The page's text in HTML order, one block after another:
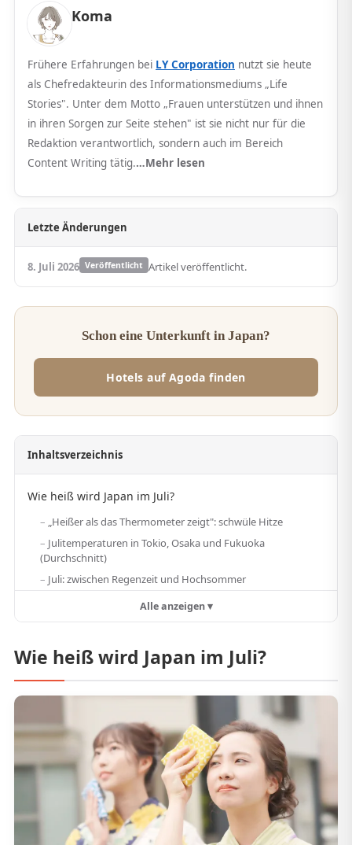
Koma
Frühere Erfahrungen bei LY Corporation nutzt sie heute
als Chefredakteurin des Informationsmediums „Life
Stories". Unter dem Motto „Frauen unterstützen und ihnen
in ihren Sorgen zur Seite stehen" ist sie nicht nur für die
Redaktion verantwortlich, sondern auch im Bereich
Content Writing tätig.…Mehr lesen
Letzte Änderungen
8. Juli 2026 Veröffentlicht Artikel veröffentlicht.
Schon eine Unterkunft in Japan?
Hotels auf Agoda finden
Inhaltsverzeichnis
Wie heiß wird Japan im Juli?
„Heißer als das Thermometer zeigt": schwüle Hitze
Julitemperaturen in Tokio, Osaka und Fukuoka
(Durchschnitt)
Juli: zwischen Regenzeit und Hochsommer
Alle anzeigen ▾
Wie heiß wird Japan im Juli?